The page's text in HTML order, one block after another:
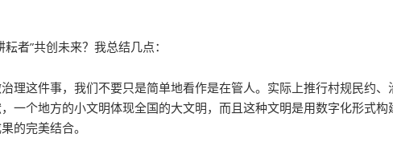
者”共创未来？我总结几点：
理这件事，我们不要只是简单地看作是在管人。实际上推行村规民约、
一个地方的小文明体现全国的大文明，而且这种文明是用数字化形式构
的完美结合。